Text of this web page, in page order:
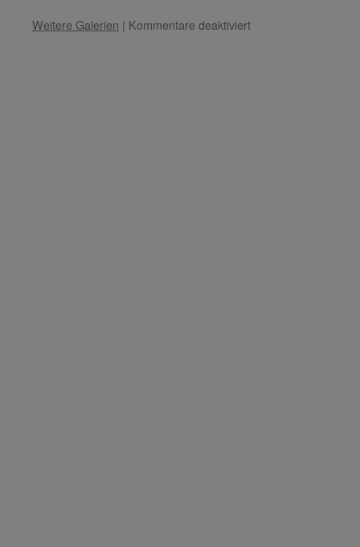
Weitere Galerien | Kommentare deaktiviertfür